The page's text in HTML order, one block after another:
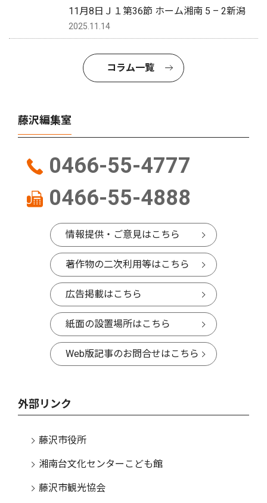
11月8日Ｊ１第36節 ホーム湘南 5 – 2新潟
2025.11.14
コラム一覧
藤沢編集室
0466-55-4777
0466-55-4888
情報提供・ご意見はこちら
著作物の二次利用等はこちら
広告掲載はこちら
紙面の設置場所はこちら
Web版記事のお問合せはこちら
外部リンク
藤沢市役所
湘南台文化センターこども館
藤沢市観光協会